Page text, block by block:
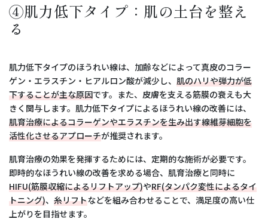
④肌力低下タイプ：肌の土台を整え
る
肌力低下タイプのほうれい線は、加齢などによって真皮のコラー
ゲン・エラスチン・ヒアルロン酸が減少し、 肌のハリや弾力が低
下することが主な原因です。また、皮膚を支える筋膜の衰えも大
きく関与します。肌力低下タイプによるほうれい線の改善には、
肌育治療によるコラーゲンやエラスチンを生み出す線維芽細胞を
活性化させるアプローチが推奨されます。
肌育治療の効果を発揮するためには、定期的な施術が必要です。
即時的なほうれい線の改善を求める場合、肌育治療と同時に
HIFU(筋膜収縮によるリフトアップ)やRF(タンパク変性によるタイ
トニング)、 糸リフトなどを組み合わせることで、満足度の高い仕
上がりを目指せます。